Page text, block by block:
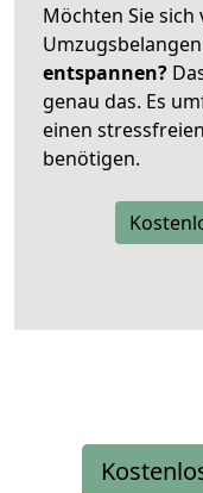
Möchten Sie
entspannen?
genau das. Es
einen
benötigen.